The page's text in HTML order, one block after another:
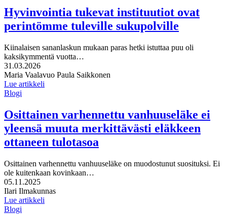
Hyvinvointia tukevat instituutiot ovat
perintömme tuleville sukupolville
Kiinalaisen sananlaskun mukaan paras hetki istuttaa puu oli
kaksikymmentä vuotta…
Julkaistu:
31.03.2026
Kirjoittajat:
Maria Vaalavuo Paula Saikkonen
Lue artikkeli
Blogi
Osittainen varhennettu vanhuuseläke ei
yleensä muuta merkittävästi eläkkeen
ottaneen tulotasoa
Osittainen varhennettu vanhuuseläke on muodostunut suosituksi. Ei
ole kuitenkaan kovinkaan…
Julkaistu:
05.11.2025
Kirjoittajat:
Ilari Ilmakunnas
Lue artikkeli
Blogi